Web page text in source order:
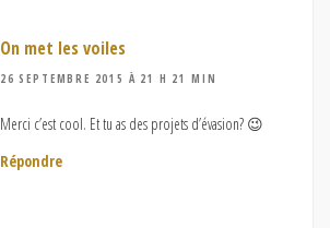
On met les voiles
26 SEPTEMBRE 2015 À 21 H 21 MIN
Merci c’est cool. Et tu as des projets d’évasion? 😉
Répondre